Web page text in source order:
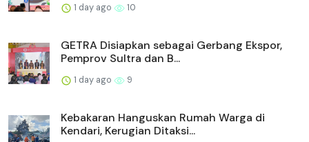
1 day ago 10
GETRA Disiapkan sebagai Gerbang Ekspor,
Pemprov Sultra dan B...
1 day ago 9
Kebakaran Hanguskan Rumah Warga di
Kendari, Kerugian Ditaksi...